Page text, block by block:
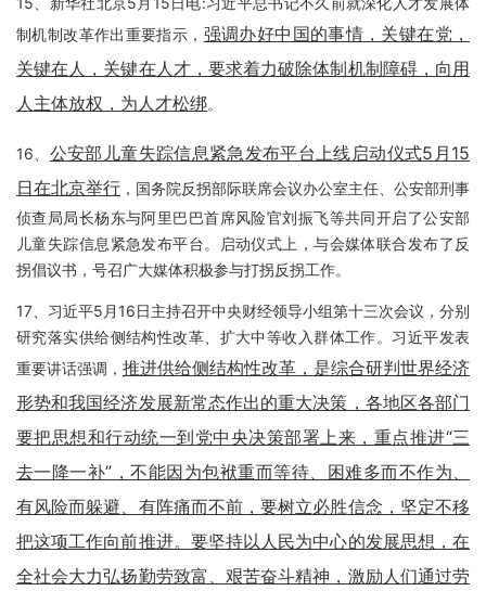
制机制改革作出重要指示， 强调办好中国的事情，关键在党，
关键在人，关键在人才，要求着力破除体制机制障碍，向用
人主体放权，为人才松绑。
16、 公安部儿童失踪信息紧急发布平台上线启动仪式5月15
日在北京举行 ，国务院反拐部际联席会议办公室主任、公安部刑事
侦查局局长杨东与阿里巴巴首席风险官刘振飞等共同开启了公安部
儿童失踪信息紧急发布平台。启动仪式上，与会媒体联合发布了反
拐倡议书，号召广大媒体积极参与打拐反拐工作。
17、习近平5月16日主持召开中央财经领导小组第十三次会议，分别
研究落实供给侧结构性改革、扩大中等收入群体工作。习近平发表
重要讲话强调， 推进供给侧结构性改革，是综合研判世界经济
形势和我国经济发展新常态作出的重大决策，各地区各部门
要把思想和行动统一到党中央决策部署上来，重点推进“三
去一降一补”，不能因为包袱重而等待、困难多而不作为、
有风险而躲避、有阵痛而不前，要树立必胜信念，坚定不移
把这项工作向前推进。要坚持以人民为中心的发展思想，在
全社会大力弘扬勤劳致富、艰苦奋斗精神，激励人们通过劳